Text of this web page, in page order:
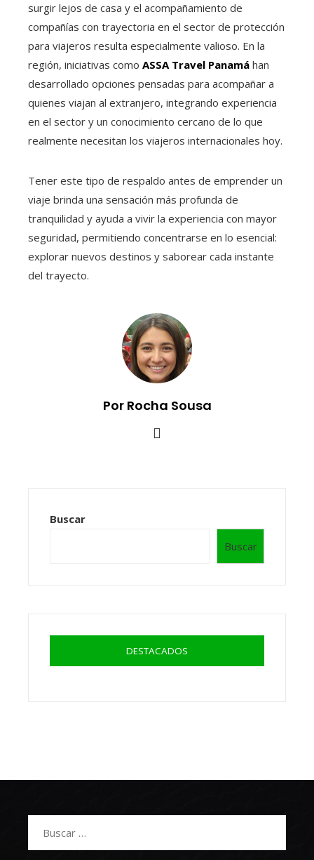
surgir lejos de casa y el acompañamiento de
compañías con trayectoria en el sector de protección
para viajeros resulta especialmente valioso. En la
región, iniciativas como ASSA Travel Panamá han
desarrollado opciones pensadas para acompañar a
quienes viajan al extranjero, integrando experiencia
en el sector y un conocimiento cercano de lo que
realmente necesitan los viajeros internacionales hoy.
Tener este tipo de respaldo antes de emprender un
viaje brinda una sensación más profunda de
tranquilidad y ayuda a vivir la experiencia con mayor
seguridad, permitiendo concentrarse en lo esencial:
explorar nuevos destinos y saborear cada instante
del trayecto.
Por Rocha Sousa
Buscar
Buscar
DESTACADOS